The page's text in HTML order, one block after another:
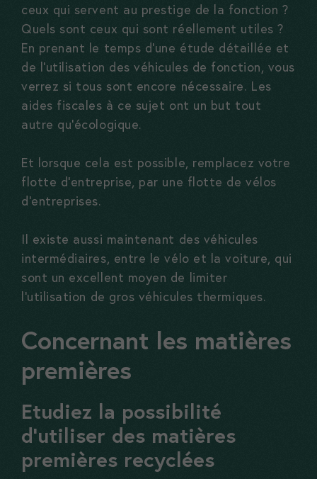
ceux qui servent au prestige de la fonction ?
Quels sont ceux qui sont réellement utiles ?
En prenant le temps d’une étude détaillée et
de l’utilisation des véhicules de fonction, vous
verrez si tous sont encore nécessaire. Les
aides fiscales à ce sujet ont un but tout
autre qu’écologique.
Et lorsque cela est possible, remplacez votre
flotte d’entreprise, par une flotte de vélos
d’entreprises.
Il existe aussi maintenant des véhicules
intermédiaires, entre le vélo et la voiture, qui
sont un excellent moyen de limiter
l’utilisation de gros véhicules thermiques.
Concernant les matières
premières
Etudiez la possibilité
d’utiliser des matières
premières recyclées
Experience
Ces cookies
vous assurent
une bonne
expérience sur
refusez,
certaines
seront plus
disponibles
En nous
vous nous
permettez de
vous adresser
des messages